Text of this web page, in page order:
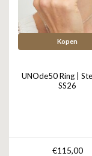
Kopen
UNOde50 Ring |
SS26
€115,00